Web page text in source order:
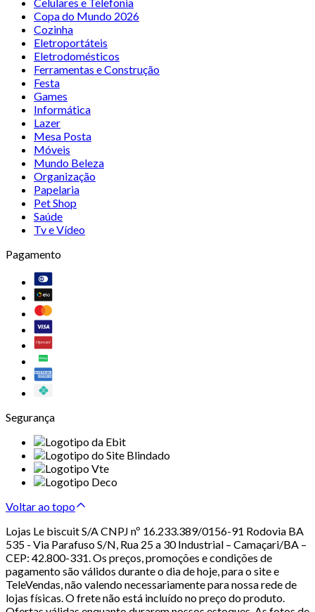
Copa do Mundo 2026
Cozinha
Eletroportáteis
Eletrodomésticos
Ferramentas e Construção
Festa
Games
Informática
Lazer
Mesa Posta
Móveis
Mundo Beleza
Organização
Papelaria
Pet Shop
Saúde
Tv e Vídeo
Pagamento
Segurança
Voltar ao topo
Lojas Le biscuit S/A CNPJ nº 16.233.389/0156-91 Rodovia BA
535 - Via Parafuso S/N, Rua 25 a 30 Industrial – Camaçari/BA –
CEP: 42.800-331. Os preços, promoções e condições de
pagamento são válidos durante o dia de hoje, para o site e
TeleVendas, não valendo necessariamente para nossa rede de
lojas físicas. O frete não está incluído no preço do produto.